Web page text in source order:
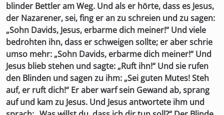
blinder Bettler am Weg. Und als er hörte, dass es Jesus,
der Nazarener, sei, fing er an zu schreien und zu sagen:
„Sohn Davids, Jesus, erbarme dich meiner!“ Und viele
bedrohten ihn, dass er schweigen sollte; er aber schrie
umso mehr: „Sohn Davids, erbarme dich meiner!“ Und
Jesus blieb stehen und sagte: „Ruft ihn!“ Und sie rufen
den Blinden und sagen zu ihm: „Sei guten Mutes! Steh
auf, er ruft dich!“ Er aber warf sein Gewand ab, sprang
auf und kam zu Jesus. Und Jesus antwortete ihm und